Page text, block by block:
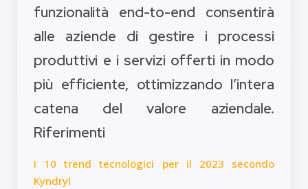
funzionalità end-to-end consentirà
alle aziende di gestire i processi
produttivi e i servizi offerti in modo
più efficiente, ottimizzando l’intera
catena del valore aziendale.
Riferimenti
I 10 trend tecnologici per il 2023 secondo
Kyndryl